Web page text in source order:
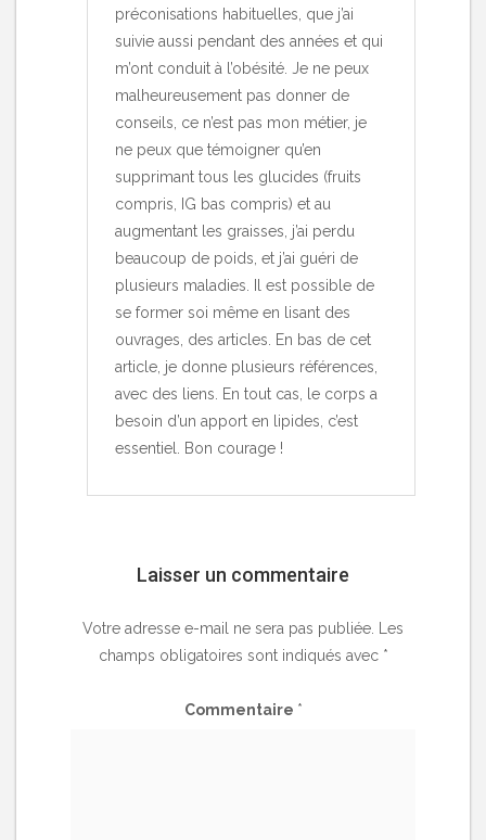
préconisations habituelles, que j’ai
suivie aussi pendant des années et qui
m’ont conduit à l’obésité. Je ne peux
malheureusement pas donner de
conseils, ce n’est pas mon métier, je
ne peux que témoigner qu’en
supprimant tous les glucides (fruits
compris, IG bas compris) et au
augmentant les graisses, j’ai perdu
beaucoup de poids, et j’ai guéri de
plusieurs maladies. Il est possible de
se former soi même en lisant des
ouvrages, des articles. En bas de cet
article, je donne plusieurs références,
avec des liens. En tout cas, le corps a
besoin d’un apport en lipides, c’est
essentiel. Bon courage !
Laisser un commentaire
Votre adresse e-mail ne sera pas publiée. Les
champs obligatoires sont indiqués avec *
Commentaire *